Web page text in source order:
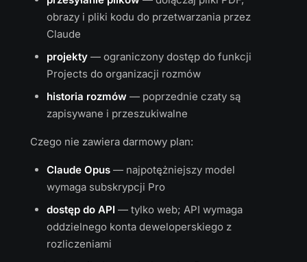
obrazy i pliki kodu do przetwarzania przez
Claude
projekty — ograniczony dostęp do funkcji
Projects do organizacji rozmów
historia rozmów — poprzednie czaty są
zapisywane i przeszukiwalne
Czego nie zawiera darmowy plan:
Claude Opus — najpotężniejszy model
wymaga subskrypcji Pro
dostęp do API — tylko web; API wymaga
oddzielnego konta deweloperskiego z
rozliczeniami